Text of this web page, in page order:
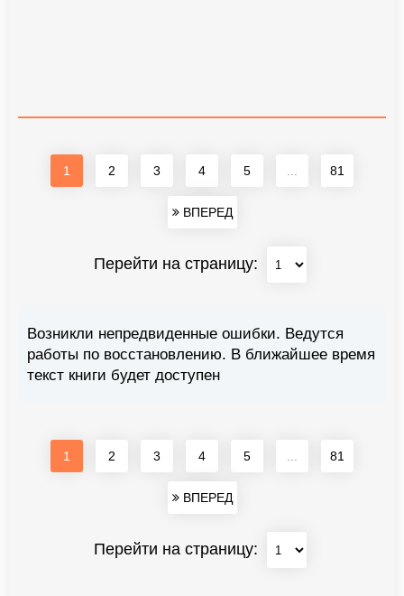
1 2 3 4 5 ... 81
ВПЕРЕД
Перейти на страницу:
Возникли непредвиденные ошибки. Ведутся
работы по восстановлению. В ближайшее время
текст книги будет доступен
1 2 3 4 5 ... 81
ВПЕРЕД
Перейти на страницу: